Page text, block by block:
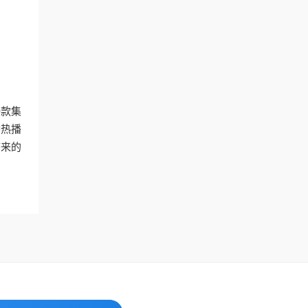
集
播
的